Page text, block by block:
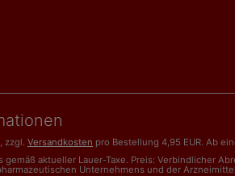
zzgl. Versandkosten pro Bestellung 4,95 EUR. Ab
gemäß aktueller Lauer-Taxe. Preis: Verbindlicher
Unternehmens und der